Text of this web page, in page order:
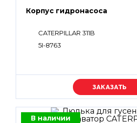
Корпус гидронасоса
CATERPILLAR 311B
5I-8763
Уточняйте цену
В наличии